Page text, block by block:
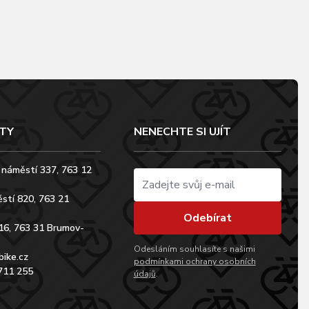
337, 763 12
820, 763 21
763 31 Brumov-
255
NENECHTE SI UJÍT
Odebírat
Odesláním souhlasíte s našimi
podmínkami ochrany osobních
údajů.